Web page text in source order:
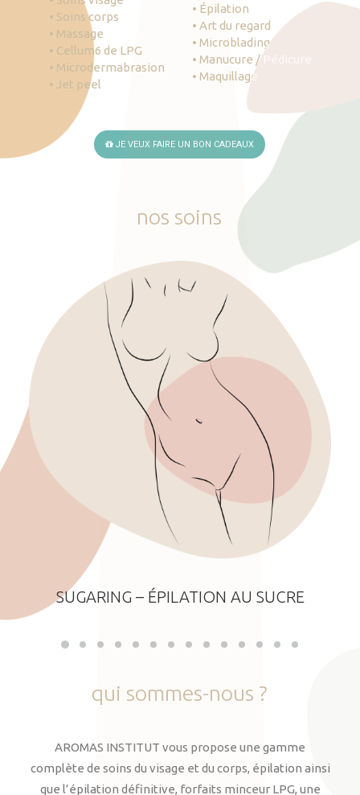
• Soins corps
• Massage
• Cellum6 de LPG
• Microdermabrasion
• Jet peel
• Épilation
• Art du regard
• Microblading
• Manucure / Pédicure
• Maquillage
JE VEUX FAIRE UN BON CADEAUX
nos soins
SUGARING – ÉPILATION AU SUCRE
qui sommes-nous ?
AROMAS INSTITUT vous propose une gamme
complète de soins du visage et du corps, épilation ainsi
que l’épilation définitive, forfaits minceur LPG, une